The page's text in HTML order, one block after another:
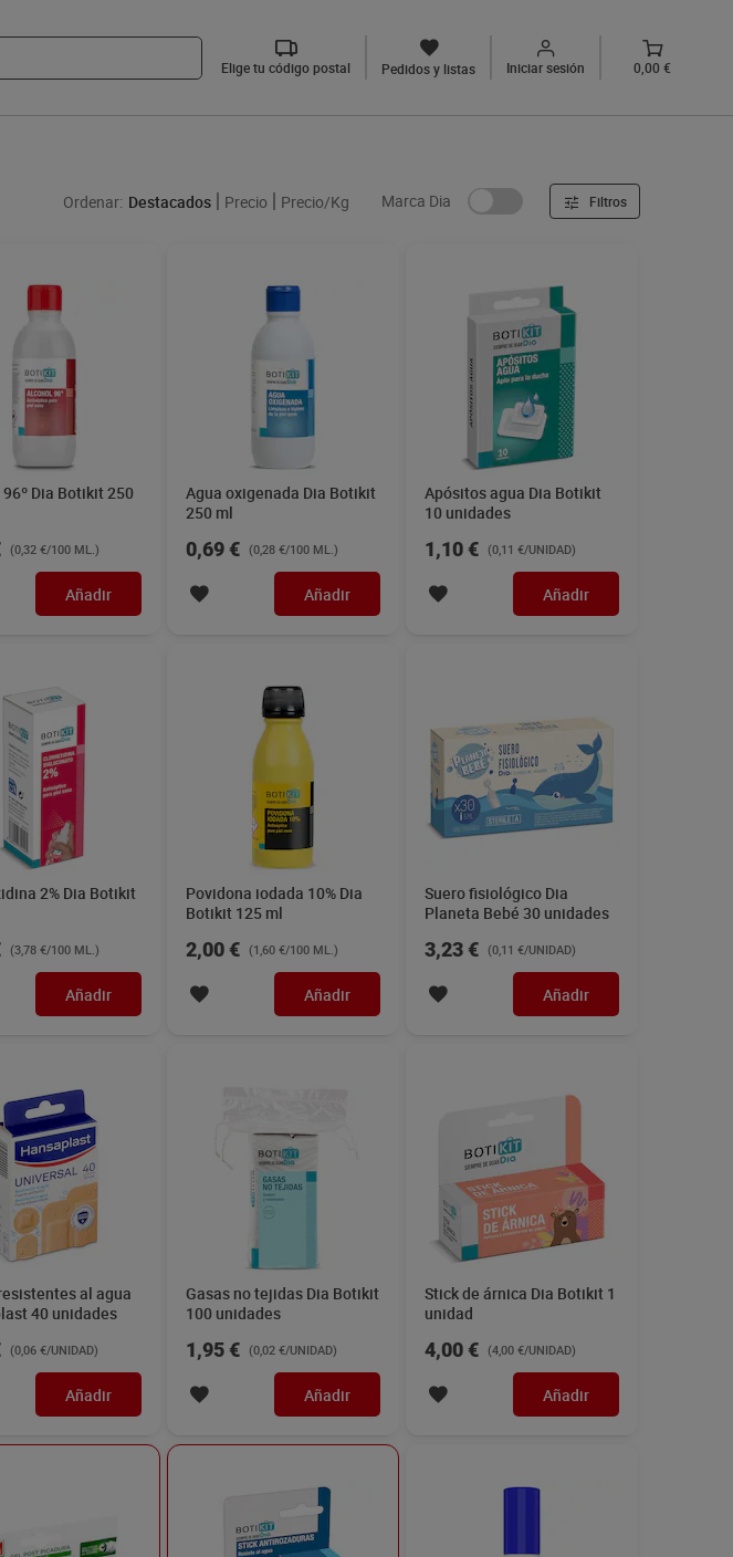
Elige tu código postal Pedidos y listas Iniciar sesión 0,00 €
Ordenar: Destacados Precio Precio/Kg Marca Dia Filtros
Dia Botikit 250
(0,32 €/100 ML.)
Añadir
Agua oxigenada Dia Botikit
250 ml
0,69 € (0,28 €/100 ML.)
Añadir
Apósitos agua Dia Botikit
10 unidades
1,10 € (0,11 €/UNIDAD)
Añadir
2% Dia Botikit
(3,78 €/100 ML.)
Añadir
Povidona iodada 10% Dia
Botikit 125 ml
2,00 € (1,60 €/100 ML.)
Añadir
Suero fisiológico Dia
Planeta Bebé 30 unidades
3,23 € (0,11 €/UNIDAD)
Añadir
al agua
40 unidades
(0,06 €/UNIDAD)
Añadir
Gasas no tejidas Dia Botikit
100 unidades
1,95 € (0,02 €/UNIDAD)
Añadir
Stick de árnica Dia Botikit 1
unidad
4,00 € (4,00 €/UNIDAD)
Añadir